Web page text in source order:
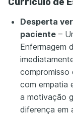
Desperta
paciente –
Enfermagem
compromisso
com empatia
a motivação
diferença em